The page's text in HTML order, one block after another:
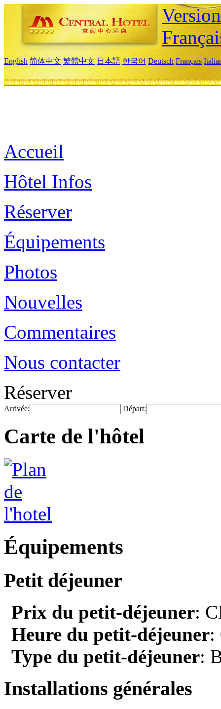
English 简体中文 繁體中文 日本語 한국어 Deutsch Français
Accueil
Hôtel Infos
Réserver
Équipements
Photos
Nouvelles
Commentaires
Nous contacter
Réserver
Arrivée: Départ:
Carte de l'hôtel
Équipements
Petit déjeuner
Prix du petit-déjeuner:
Heure du petit-déjeuner:
Type du petit-déjeuner:
Installations générales